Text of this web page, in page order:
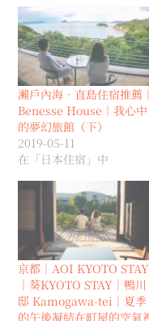
瀨戶內海．直島住宿推薦｜
Benesse House｜我心中
的夢幻旅館（下）
2019-05-11
在「日本住宿」中
京都｜AOI KYOTO STAY
｜葵KYOTO STAY｜鴨川
邸 Kamogawa-tei｜夏季
的午後凝結在町屋的空氣